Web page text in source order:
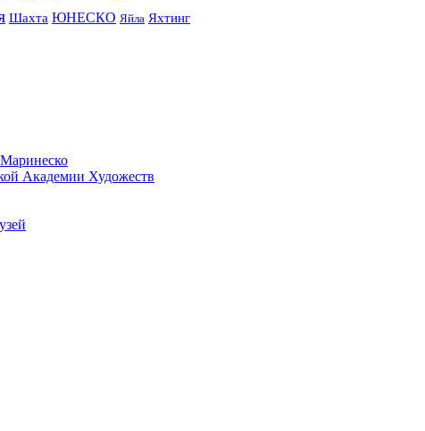
Шахта ЮНЕСКО Яйла Яхтинг
Академии Художеств